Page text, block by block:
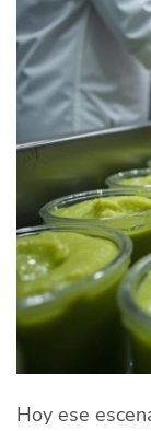
Hoy ese